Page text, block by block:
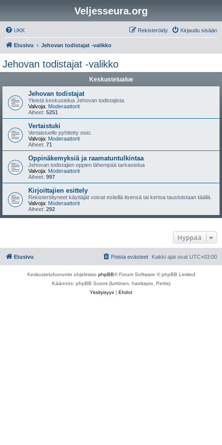
Veljesseura.org
UKK Kirjaudu sisään
Rekisteröidy
Etusivu Jehovan todistajat -valikko
Jehovan todistajat -valikko
Keskustelualue
Jehovan todistajat
Yleistä keskustelua Jehovan todistajista.
Valvoja: Moderaattorit
Aiheet: 5251
Vertaistuki
Vertaistuelle pyhitetty osio.
Valvoja: Moderaattorit
Aiheet: 71
Oppinäkemyksiä ja raamatuntulkintaa
Jehovan todistajien oppien lähempää tarkastelua
Valvoja: Moderaattorit
Aiheet: 997
Kirjoittajien esittely
Rekisteröityneet käyttäjät voivat esitellä itsensä tai kertoa taustoistaan täällä.
Valvoja: Moderaattorit
Aiheet: 292
Hyppää
Etusivu Kaikki ajat ovat UTC+03:00
Poista evästeet
Keskustelufoorumin ohjelmisto phpBB® Forum Software © phpBB Limited
Käännös: phpBB Suomi (lurttinen, harritapio, Pettis)
Yksityisyys | Ehdot